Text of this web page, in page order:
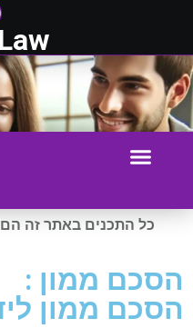
כל התכנים באתר זה הם
הסכם ממון :
הסכם ממון